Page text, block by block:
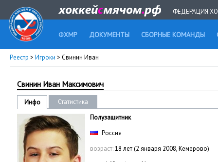
ФЕДЕРАЦИЯ
ФХМР ДОКУМЕНТЫ СБОРНЫЕ КОМАНДЫ
Реестр > Игроки > Свинин Иван
Свинин Иван Максимович
Инфо
Статистика
Полузащитник
Россия
возраст:18 лет (2 января 2008, Кемерово)